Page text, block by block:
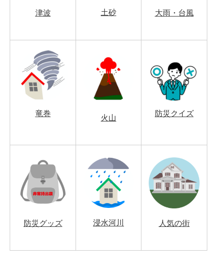
津波 土砂 大雨・台風
竜巻
火山
防災クイズ
防災グッズ 浸水河川 人気の街